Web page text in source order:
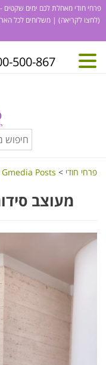
פרחי חודי מאחלת לכם ימים שקטים
(לחצו לקריאה) | משלוחים לכל
500-867
פרחי חודי >
Gmedia Posts
מעוצב